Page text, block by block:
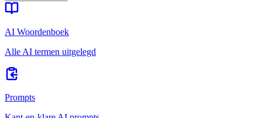
AI Woordenboek
Alle AI termen uitgelegd
Prompts